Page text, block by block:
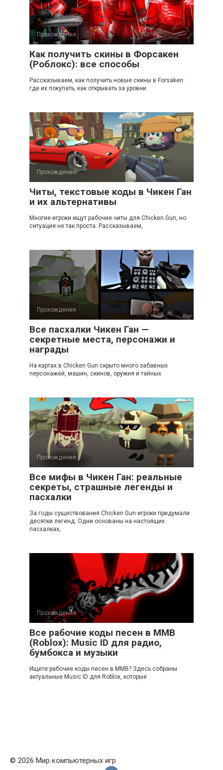
Прохождения
Как получить скины в Форсакен
(Роблокс): все способы
Рассказываем, как получить новые скины в Forsaken:
где их покупать, как открывать за уровни
Прохождения
Читы, текстовые коды в Чикен Ган
и их альтернативы
Многие игроки ищут рабочие читы для Chicken Gun, но
ситуация не так проста. Рассказываем,
Прохождения
Все пасхалки Чикен Ган —
секретные места, персонажи и
награды
На картах в Chicken Gun скрыто много забавных
персонажей, машин, скинов, оружия и тайных
Прохождения
Все мифы в Чикен Ган: реальные
секреты, страшные легенды и
пасхалки
За годы существования Chicken Gun игроки придумали
десятки легенд. Одни основаны на настоящих
пасхалках,
Прохождения
Все рабочие коды песен в ММВ
(Roblox): Music ID для радио,
бумбокса и музыки
Ищете рабочие коды песен в ММВ? Здесь собраны
актуальные Music ID для Roblox, которые
© 2026 Мир компьютерных игр